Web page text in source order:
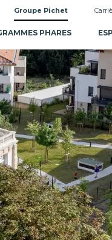
Groupe Pichet
PHARES